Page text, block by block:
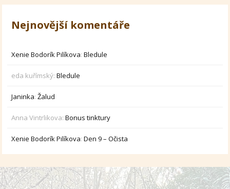
Nejnovější komentáře
Xenie Bodorík Pilíkova:Bledule
eda kuřímský:Bledule
Janinka:Žalud
Anna Vintrlikova:Bonus tinktury
Xenie Bodorík Pilíkova:Den 9 – Očista